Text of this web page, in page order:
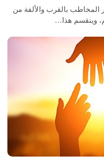
المخاطب بالقرب والألفة من
وينقسم هذا…